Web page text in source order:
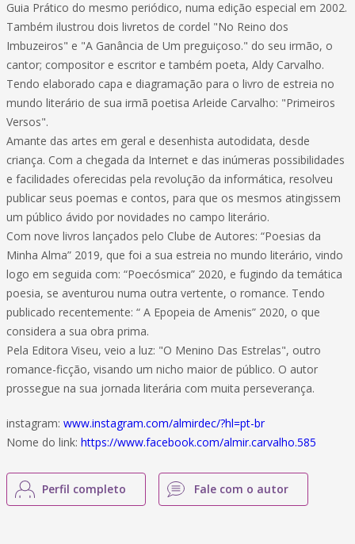
Guia Prático do mesmo periódico, numa edição especial em 2002.
Também ilustrou dois livretos de cordel "No Reino dos
Imbuzeiros" e "A Ganância de Um preguiçoso." do seu irmão, o
cantor; compositor e escritor e também poeta, Aldy Carvalho.
Tendo elaborado capa e diagramação para o livro de estreia no
mundo literário de sua irmã poetisa Arleide Carvalho: "Primeiros
Versos".
Amante das artes em geral e desenhista autodidata, desde
criança. Com a chegada da Internet e das inúmeras possibilidades
e facilidades oferecidas pela revolução da informática, resolveu
publicar seus poemas e contos, para que os mesmos atingissem
um público ávido por novidades no campo literário.
Com nove livros lançados pelo Clube de Autores: “Poesias da
Minha Alma” 2019, que foi a sua estreia no mundo literário, vindo
logo em seguida com: “Poecósmica” 2020, e fugindo da temática
poesia, se aventurou numa outra vertente, o romance. Tendo
publicado recentemente: “ A Epopeia de Amenis” 2020, o que
considera a sua obra prima.
Pela Editora Viseu, veio a luz: "O Menino Das Estrelas", outro
romance-ficção, visando um nicho maior de público. O autor
prossegue na sua jornada literária com muita perseverança.
instagram: www.instagram.com/almirdec/?hl=pt-br
Nome do link: https://www.facebook.com/almir.carvalho.585
Perfil completo Fale com o autor